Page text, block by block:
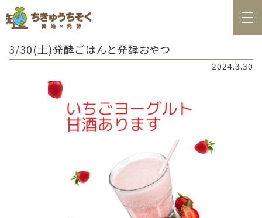
百姓日記
お知らせ
お問合せ
料理教室カレンダー
商品の購入
3/30(土)発酵ごはんと発酵おやつ
2024.3.30